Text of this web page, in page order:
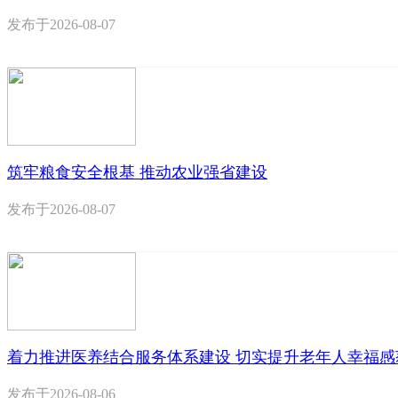
发布于2026-08-07
筑牢粮食安全根基 推动农业强省建设
发布于2026-08-07
着力推进医养结合服务体系建设 切实提升老年人幸福
发布于2026-08-06